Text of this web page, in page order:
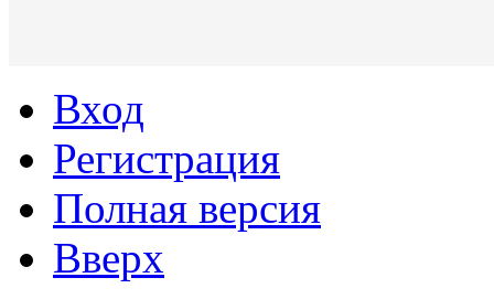
Вход
Регистрация
Полная версия
Вверх